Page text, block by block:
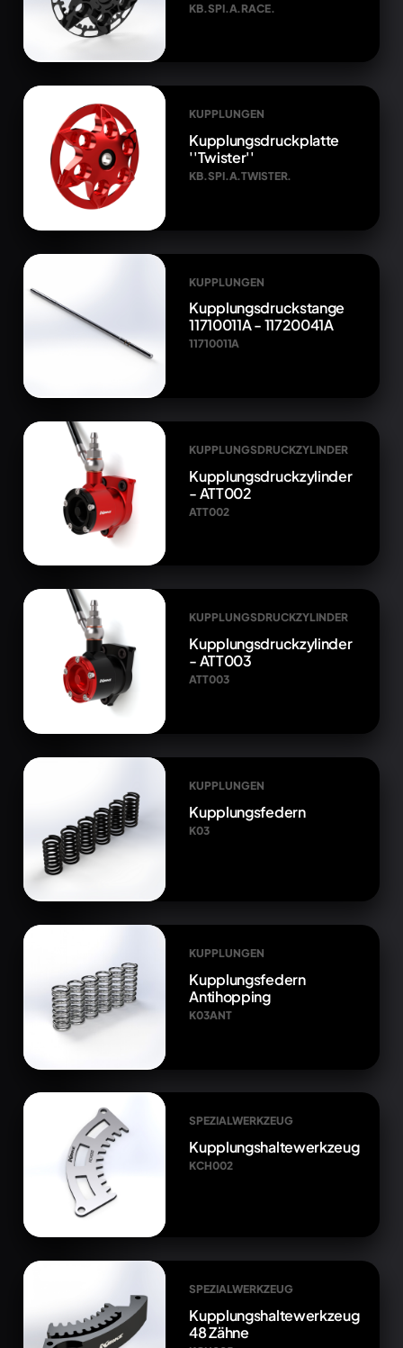
KB.SPI.A.RACE.
KUPPLUNGEN
Kupplungsdruckplatte
''Twister''
KB.SPI.A.TWISTER.
KUPPLUNGEN
Kupplungsdruckstange
11710011A - 11720041A
11710011A
KUPPLUNGSDRUCKZYLINDER
Kupplungsdruckzylinder
- ATT002
ATT002
KUPPLUNGSDRUCKZYLINDER
Kupplungsdruckzylinder
- ATT003
ATT003
KUPPLUNGEN
Kupplungsfedern
K03
KUPPLUNGEN
Kupplungsfedern
Antihopping
K03ANT
SPEZIALWERKZEUG
Kupplungshaltewerkzeug
KCH002
SPEZIALWERKZEUG
Kupplungshaltewerkzeug
48 Zähne